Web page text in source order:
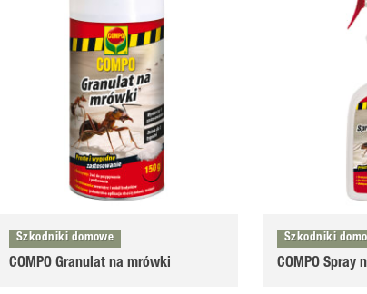
Szkodniki domowe
COMPO Granulat na mrówki
Szkodniki
COMPO Spray